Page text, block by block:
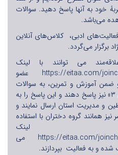
خود به آنها پاسخ دهید. سوالات
می‌باشد.
فعالیت‌های ادبی، کلاس‌های آنلاین
برگزار می‌گردد.
می توانند با لینک
https://eitaa.com/
عضو
ضمن آموزش و تمرین، به سوالات
مربوط به محتوای کتاب « آفرینش ۳» نیز پاسخ دهند و این پاسخ را به
و مدیریت استان ارسال نمایند و
همانند گروه دختران با استفاده
https://eitaa.com/ می
شده و به فعالیت بپردازند.